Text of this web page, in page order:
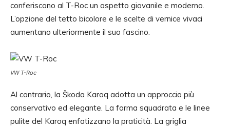
conferiscono al T-Roc un aspetto giovanile e moderno.
L’opzione del tetto bicolore e le scelte di vernice vivaci
aumentano ulteriormente il suo fascino.
VW T-Roc
Al contrario, la Škoda Karoq adotta un approccio più
conservativo ed elegante. La forma squadrata e le linee
pulite del Karoq enfatizzano la praticità. La griglia